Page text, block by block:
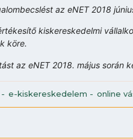
az eNET 2018
kiskereskedelmi
köre.
az eNET 2018. május során
- e-kiskereskedelem - online